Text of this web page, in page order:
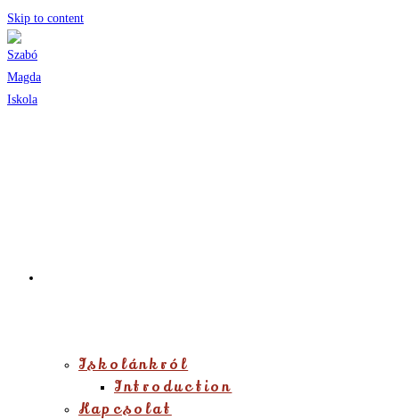
Skip to content
Iskolánkról
Introduction
Kapcsolat